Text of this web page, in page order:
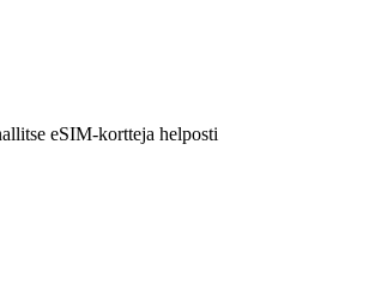
eSIM-kortteja helposti